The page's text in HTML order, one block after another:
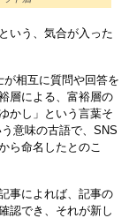
いう、気合が入った
が相互に質問や回答を
層による、富裕層の
かし」という言葉そ
意味の古語で、SNS
ら命名したとのこ
事によれば、記事の
認でき、それが新し